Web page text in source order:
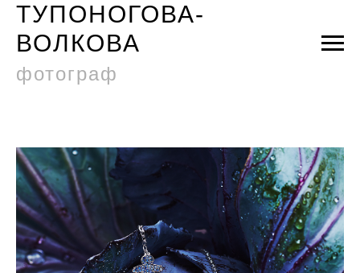
ТУПОНОГОВА-
ВОЛКОВА
фотограф